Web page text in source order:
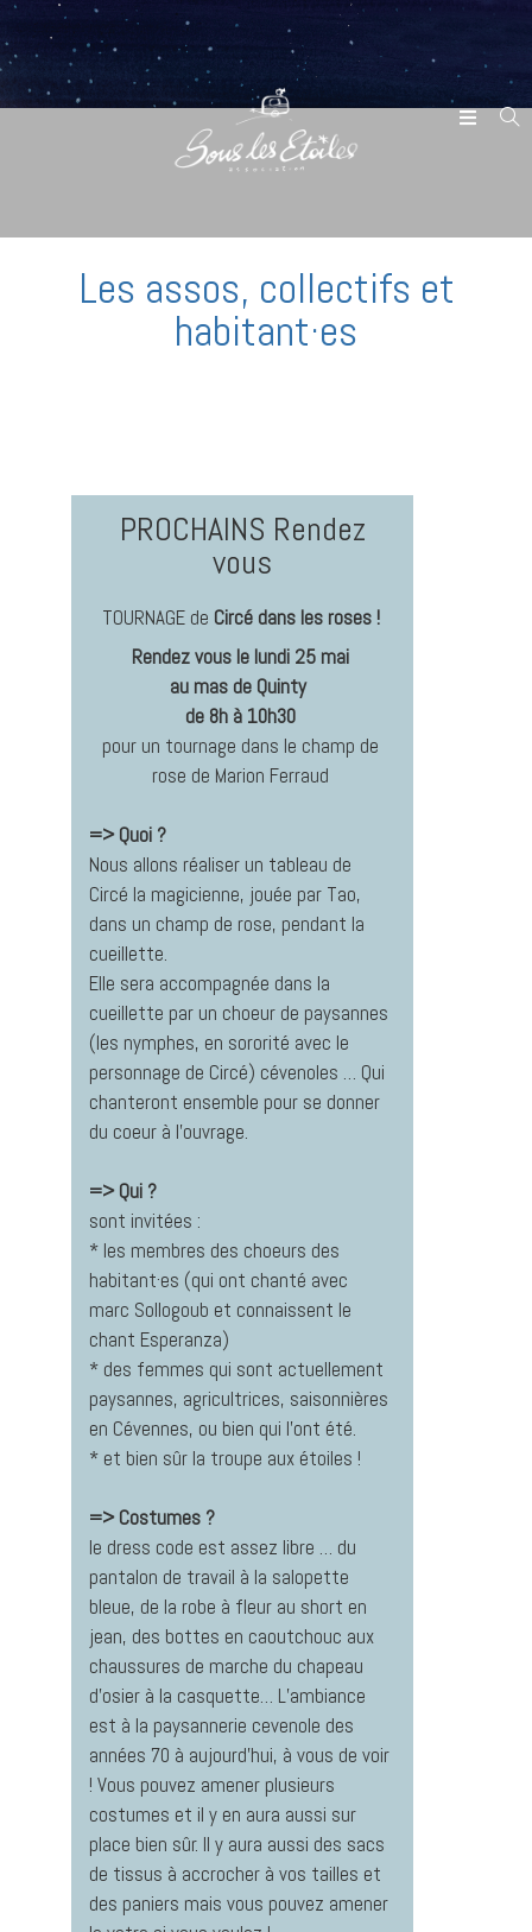
Les assos, collectifs et
habitant·es
PROCHAINS Rendez
vous
TOURNAGE de Circé dans les roses !
Rendez vous le lundi 25 mai
au mas de Quinty
de 8h à 10h30
pour un tournage dans le champ de
rose de Marion Ferraud
=> Quoi ?
Nous allons réaliser un tableau de
Circé la magicienne, jouée par Tao,
dans un champ de rose, pendant la
cueillette.
Elle sera accompagnée dans la
cueillette par un choeur de paysannes
(les nymphes, en sororité avec le
personnage de Circé) cévenoles … Qui
chanteront ensemble pour se donner
du coeur à l’ouvrage.
=> Qui ?
sont invitées :
* les membres des choeurs des
habitant·es (qui ont chanté avec
marc Sollogoub et connaissent le
chant Esperanza)
* des femmes qui sont actuellement
paysannes, agricultrices, saisonnières
en Cévennes, ou bien qui l’ont été.
* et bien sûr la troupe aux étoiles !
=> Costumes ?
le dress code est assez libre … du
pantalon de travail à la salopette
bleue, de la robe à fleur au short en
jean, des bottes en caoutchouc aux
chaussures de marche du chapeau
d’osier à la casquette… L’ambiance
est à la paysannerie cevenole des
années 70 à aujourd’hui, à vous de voir
! Vous pouvez amener plusieurs
costumes et il y en aura aussi sur
place bien sûr. Il y aura aussi des sacs
de tissus à accrocher à vos tailles et
des paniers mais vous pouvez amener